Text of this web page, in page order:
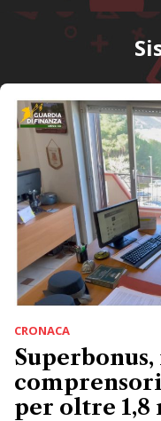
CRONACA
per oltre